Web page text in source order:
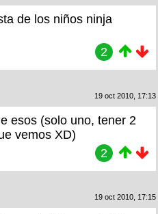
de los niños ninja
2
19 oct 2010, 17:13
esos (solo uno, tener 2
vemos XD)
2
19 oct 2010, 17:15